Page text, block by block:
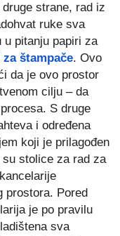
strane, rad iz
ruke sva
u pitanju papiri za
štampače. Ovo
da je ovo prostor
cilju – da
S druge
i određena
koji je prilagođen
stolice za rad za
prostora. Pored
je po pravilu
sva